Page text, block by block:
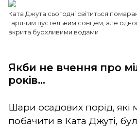
Ката Джута сьогодні світиться
гарячим пустельним сонцем, але
вкрита бурхливими водами
Якби не вчення про
років...
Шари осадових порід, які
побачити в Ката Джуті,